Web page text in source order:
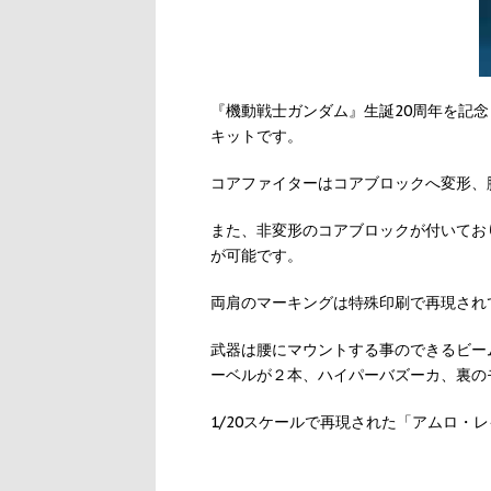
『機動戦士ガンダム』生誕20周年を記
キットです。
コアファイターはコアブロックへ変形
また、非変形のコアブロックが付いて
が可能です。
両肩のマーキングは特殊印刷で再現さ
武器は腰にマウントする事のできるビ
ーベルが２本、ハイパーバズーカ、裏
1/20スケールで再現された「アムロ・